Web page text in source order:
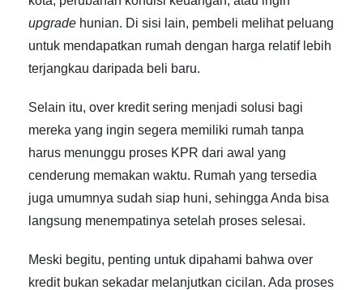
upgrade hunian. Di sisi lain, pembeli melihat peluang
untuk mendapatkan rumah dengan harga relatif lebih
terjangkau daripada beli baru.
Selain itu, over kredit sering menjadi solusi bagi
mereka yang ingin segera memiliki rumah tanpa
harus menunggu proses KPR dari awal yang
cenderung memakan waktu. Rumah yang tersedia
juga umumnya sudah siap huni, sehingga Anda bisa
langsung menempatinya setelah proses selesai.
Meski begitu, penting untuk dipahami bahwa over
kredit bukan sekadar melanjutkan cicilan. Ada proses